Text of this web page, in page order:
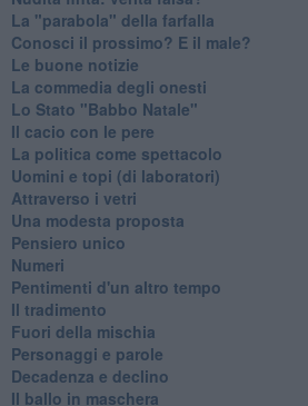
La "parabola" della farfalla
Conosci il prossimo? E il male?
Le buone notizie
La commedia degli onesti
Lo Stato "Babbo Natale"
Il cacio con le pere
La politica come spettacolo
Uomini e topi (di laboratori)
Attraverso i vetri
Una modesta proposta
Pensiero unico
Numeri
Pentimenti d'un altro tempo
Il tradimento
Fuori della mischia
Personaggi e parole
Decadenza e declino
Il ballo in maschera